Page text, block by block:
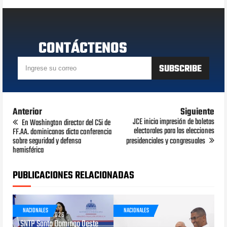
CONTÁCTENOS
Anterior
En Washington director del C5i de
FF.AA. dominicanas dicta conferencia
sobre seguridad y defensa
hemisférica
Siguiente
JCE inicia impresión de boletas
electorales para las elecciones
presidenciales y congresuales
PUBLICACIONES RELACIONADAS
NACIONALES
AGOSTO 05, 2026
SNTP Santo Domingo Oeste
NACIONALES